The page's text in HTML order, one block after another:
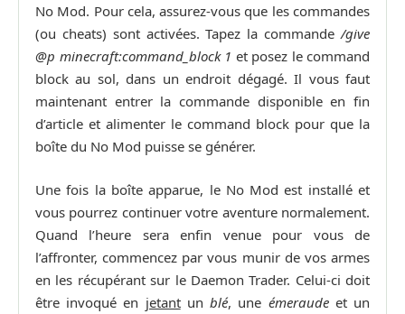
No Mod. Pour cela, assurez-vous que les commandes
(ou cheats) sont activées. Tapez la commande /give
@p minecraft:command_block 1 et posez le command
block au sol, dans un endroit dégagé. Il vous faut
maintenant entrer la commande disponible en fin
d’article et alimenter le command block pour que la
boîte du No Mod puisse se générer.
Une fois la boîte apparue, le No Mod est installé et
vous pourrez continuer votre aventure normalement.
Quand l’heure sera enfin venue pour vous de
l’affronter, commencez par vous munir de vos armes
en les récupérant sur le Daemon Trader. Celui-ci doit
être invoqué en jetantunblé, une émeraudeet un